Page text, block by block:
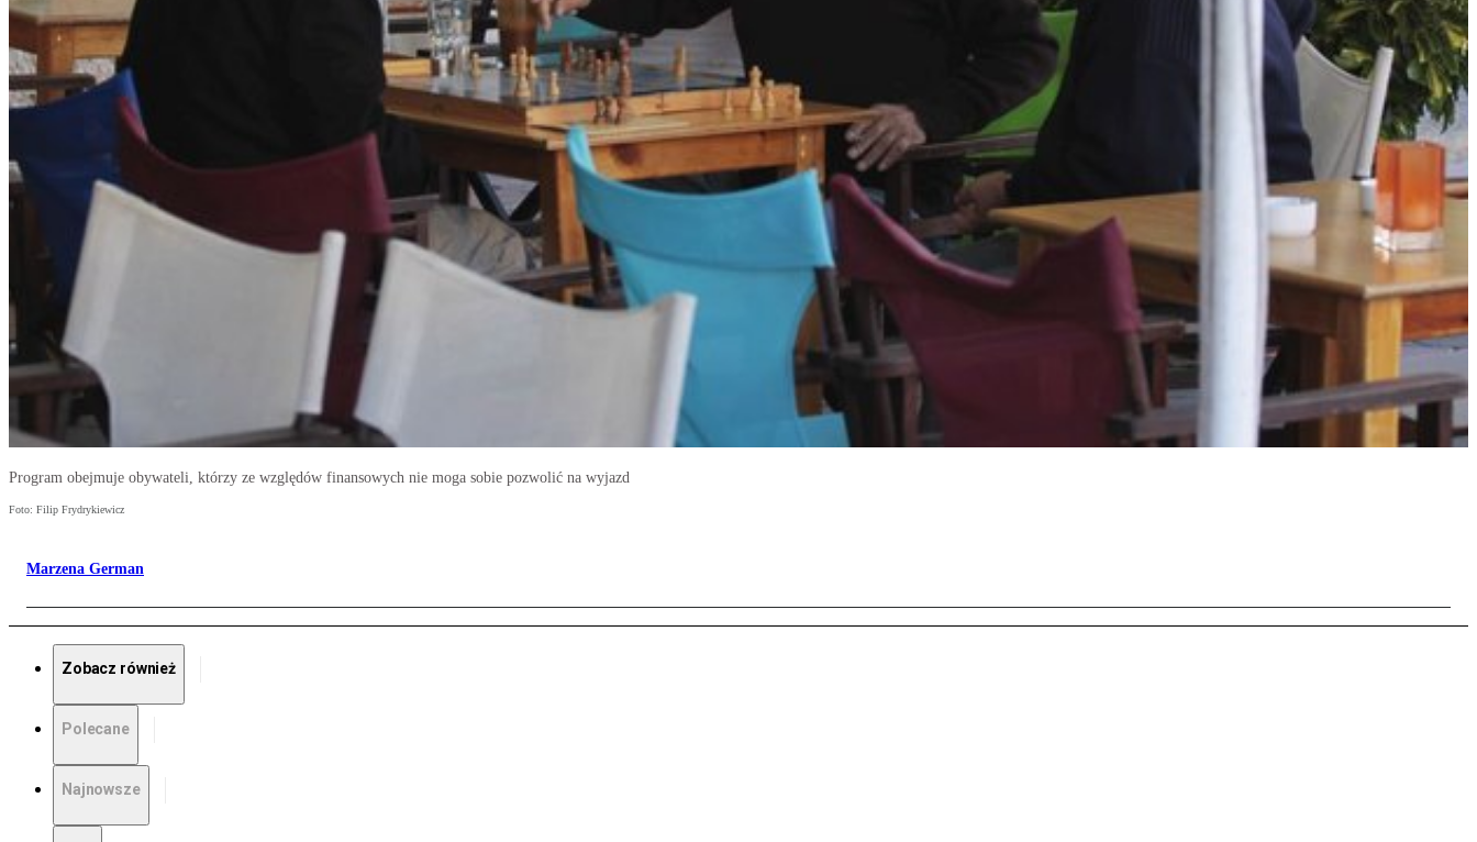
Program obejmuje obywateli, którzy ze względów finansowych nie moga sobie pozwolić na wyjazd
Foto: Filip Frydrykiewicz
Marzena German
Zobacz również
Polecane
Najnowsze